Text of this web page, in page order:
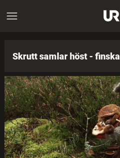
Skrutt samlar höst - finska